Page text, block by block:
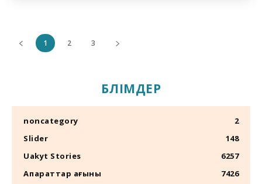
1 2 3
БӨЛІМДЕР
noncategory
2
Slider
148
Uakyt Stories
6257
Ақпараттар ағыны
7426